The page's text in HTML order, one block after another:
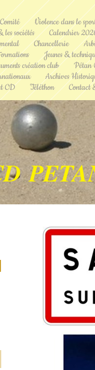
Violence dans le
les sociétés
Calendrier
Chancellerie
Jeunes &
création club
Pétan
Archives
CD
Téléthon Contact